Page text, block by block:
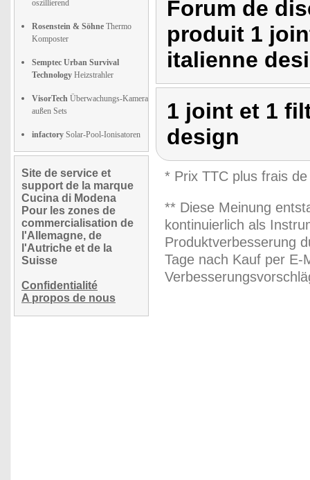
oszillierend
Rosenstein & Söhne Thermo
Komposter
Semptec Urban Survival
Technology Heizstrahler
VisorTech Überwachungs-Kamera
außen Sets
infactory Solar-Pool-Ionisatoren
Site de service et
support de la marque
Cucina di Modena
Pour les zones de
commercialisation de
l'Allemagne, de
l'Autriche et de la
Suisse
Confidentialité
A propos de nous
Forum de
produit 1
italienne
1 joint et 1
design
* Prix TTC plus frais
** Diese Meinung
kontinuierlich als
Produktverbesserung
Tage nach Kauf per E-